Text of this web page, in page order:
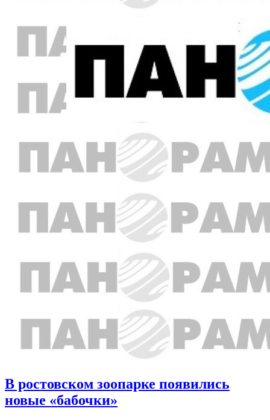
В ростовском зоопарке появились
новые «бабочки»